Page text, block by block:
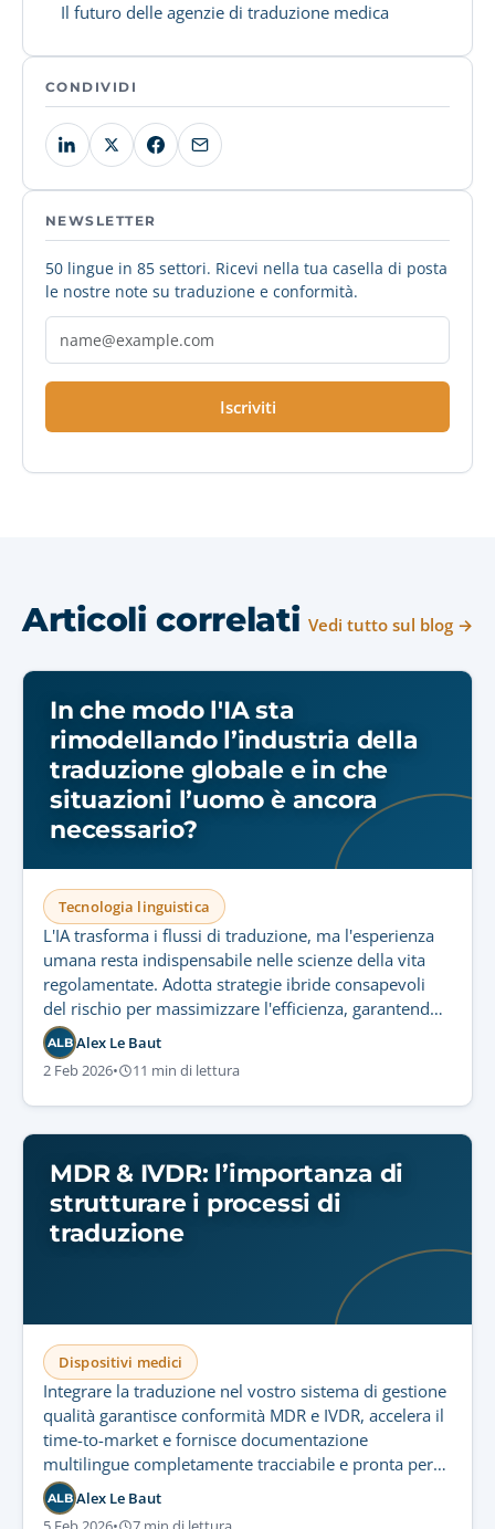
Il futuro delle agenzie di traduzione medica
CONDIVIDI
NEWSLETTER
50 lingue in 85 settori. Ricevi nella tua casella di posta
le nostre note su traduzione e conformità.
Iscriviti
Articoli correlati Vedi tutto sul blog →
In che modo l'IA sta
rimodellando l’industria della
traduzione globale e in che
situazioni l’uomo è ancora
necessario?
Tecnologia linguistica
L'IA trasforma i flussi di traduzione, ma l'esperienza
umana resta indispensabile nelle scienze della vita
regolamentate. Adotta strategie ibride consapevoli
del rischio per massimizzare l'efficienza, garantendo
conformità rigorosa e sicurezza del paziente.
ALB Alex Le Baut
2 Feb 2026• 11 min di lettura
MDR & IVDR: l’importanza di
strutturare i processi di
traduzione
Dispositivi medici
Integrare la traduzione nel vostro sistema di gestione
qualità garantisce conformità MDR e IVDR, accelera il
time-to-market e fornisce documentazione
multilingue completamente tracciabile e pronta per
gli audit.
ALB Alex Le Baut